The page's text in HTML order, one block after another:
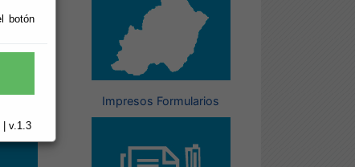
botón
| v.1.3
Impresos Formularios